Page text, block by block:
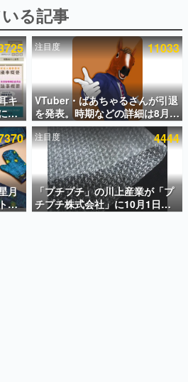
千以上！ ページビュー数万以上！ などな
に読まれた、電ファミ渾身の“殿堂入り”記
た。
画書
エイターの方々に製作時のエピソードをお
する企画（ゲーム）とは何か？を探ってい
てはいけない。『赫本』は、〈試験問題〉
ホラー小説集です。
く
タルゲーム市場を担う若きクリエイター達
らのルーツと情熱を探っていきます。
る記事
キ
視
法
め
注目度 11033
VTuber・ばあちゃるさんが引退
を発表。時期などの詳細は8月9
日15時からの配信で説明
月
バ
よ
注目度 4444
「プチプチ」の川上産業が「プ
チプチ株式会社」に10月1日よ
り社名変更へ。創業58年で初め